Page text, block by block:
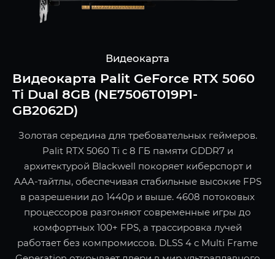
Видеокарта
Видеокарта Palit GeForce RTX 5060
Ti Dual 8GB (NE7506T019P1-
GB2062D)
Золотая середина для требовательных геймеров.
Palit RTX 5060 Ti с 8 ГБ памяти GDDR7 и
архитектурой Blackwell покоряет киберспорт и
AAA-тайтлы, обеспечивая стабильные высокие FPS
в разрешении до 1440p и выше. 4608 потоковых
процессоров разгоняют современные игры до
комфортных 100+ FPS, а трассировка лучей
работает без компромиссов. DLSS 4 с Multi Frame